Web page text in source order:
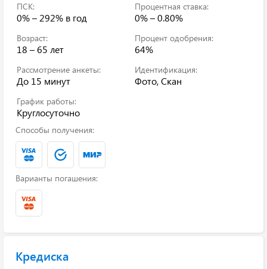
ПСК:
0% – 292% в год
Процентная ставка:
0% – 0.80%
Возраст:
18 – 65 лет
Процент одобрения:
64%
Рассмотрение анкеты:
До 15 минут
Идентификация:
Фото, Скан
График работы:
Круглосуточно
Способы получения:
Варианты погашения:
Кредиска